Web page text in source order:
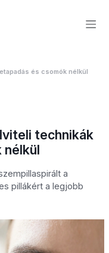
és csomók nélkül
technikák
nélkül
a
pillákért a legjobb